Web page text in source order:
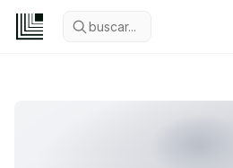
buscar...